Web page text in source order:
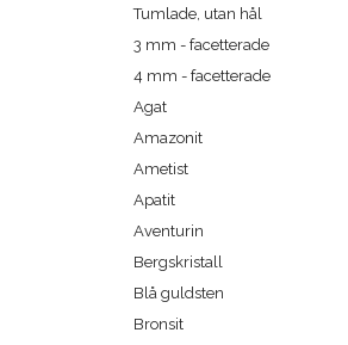
Tumlade, utan hål
3 mm - facetterade
4 mm - facetterade
Agat
Amazonit
Ametist
Apatit
Aventurin
Bergskristall
Blå guldsten
Bronsit